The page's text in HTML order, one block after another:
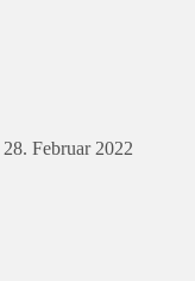
28. Februar 2022